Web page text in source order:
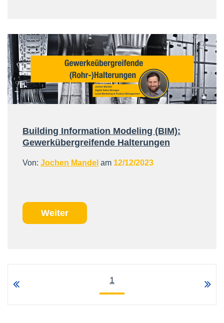
Building Information Modeling (BIM):
Gewerkübergreifende Halterungen
Von: Jochen Mandel am 12/12/2023
Weiter
1